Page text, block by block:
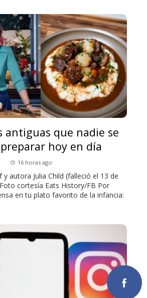
antiguas que nadie se
hoy en día
16 horas ago
y autora Julia Child (falleció el 13 de
cortesía Eats History/FB Por
en tu plato favorito de la infancia: